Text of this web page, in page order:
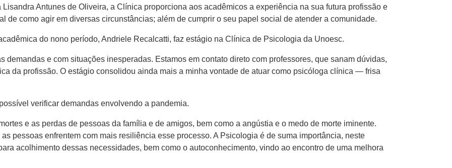
Antunes de Oliveira, a Clínica proporciona aos acadêmicos a experiência na sua futura profissão e
de como agir em diversas circunstâncias; além de cumprir o seu papel social de atender a comunidade.
do nono período, Andriele Recalcatti, faz estágio na Clínica de Psicologia da Unoesc.
e com situações inesperadas. Estamos em contato direto com professores, que sanam dúvidas,
da profissão. O estágio consolidou ainda mais a minha vontade de atuar como psicóloga clínica — frisa
verificar demandas envolvendo a pandemia.
e as perdas de pessoas da família e de amigos, bem como a angústia e o medo de morte iminente.
pessoas enfrentem com mais resiliência esse processo. A Psicologia é de suma importância, neste
acolhimento dessas necessidades, bem como o autoconhecimento, vindo ao encontro de uma melhora